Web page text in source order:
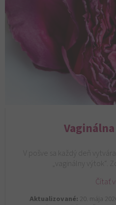
V pošve sa každý deň
„vaginálny výtok“.
Čítať
Aktualizované: 20. mája